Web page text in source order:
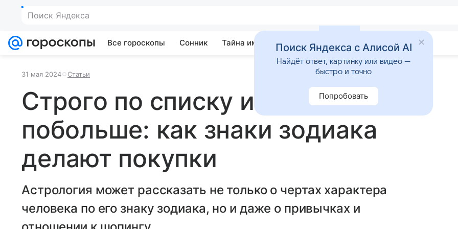
Поиск Яндекса
Все гороскопы Сонник Тайна имени Гадания Приметы
31 мая 2024 Статьи
Строго по списку или всего и
побольше: как знаки зодиака
делают покупки
Астрология может рассказать не только о чертах характера
человека по его знаку зодиака, но и даже о привычках и
Поиск Яндекса с Алисой AI
Найдёт ответ, картинку или видео —
быстро и точно
Попробовать